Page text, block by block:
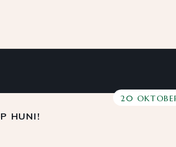
20
HUNI!